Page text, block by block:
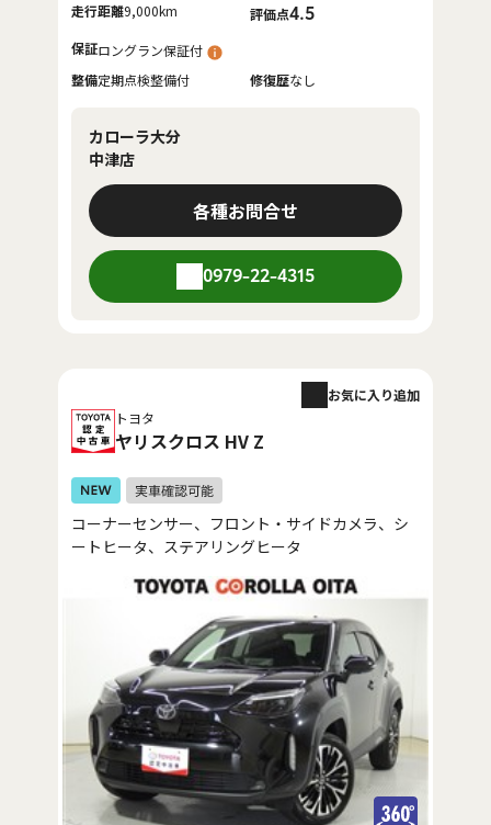
走行距離9,000km 評価点4.5
保証ロングラン保証付
整備定期点検整備付 修復歴なし
カローラ大分
中津店
各種お問合せ
0979-22-4315
トヨタ
ヤリスクロス HV Z
お気に入り追加
コーナーセンサー、フロント・サイドカメラ、シ
ートヒータ、ステアリングヒータ